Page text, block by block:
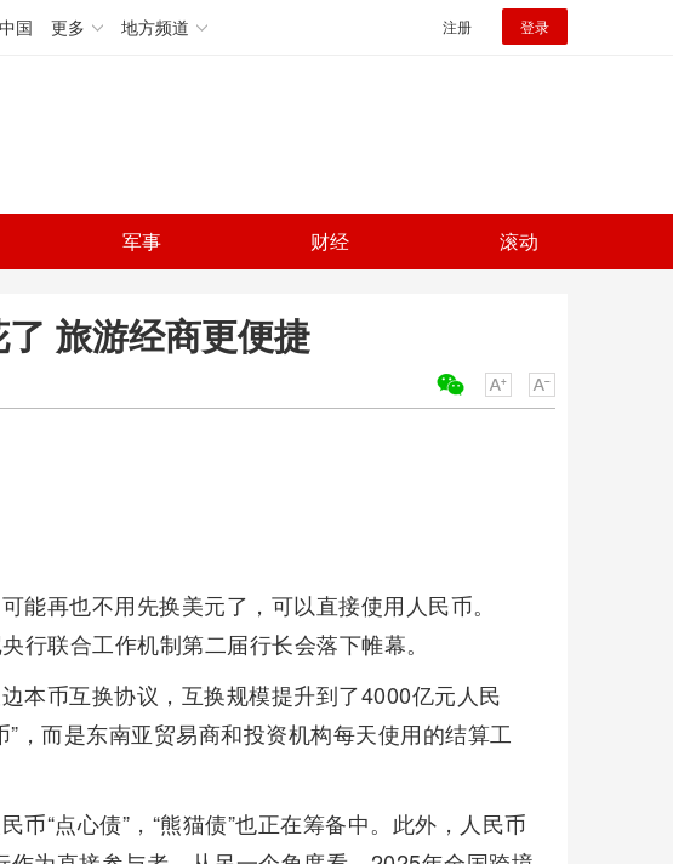
国 更多 地方频道 注册 登录
军事 财经 滚动
旅游经商更便捷
能再也不用先换美元了，可以直接使用人民币。
行联合工作机制第二届行长会落下帷幕。
本币互换协议，互换规模提升到了4000亿元人民
，而是东南亚贸易商和投资机构每天使用的结算工
币“点心债”，“熊猫债”也正在筹备中。此外，人民币